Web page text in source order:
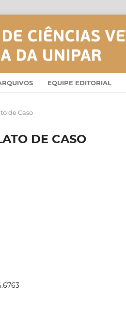
EQUIPE EDITORIAL
de Caso
DE CASO